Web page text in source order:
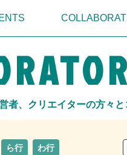
、クリエイターの方々と
ら行 わ行